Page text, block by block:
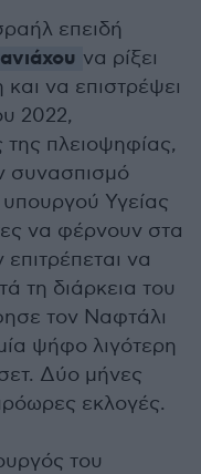
επειδή
να ρίξει
να επιστρέψει
2022,
πλειοψηφίας,
συνασπισμό
Υγείας
να φέρνουν στα
να
τη διάρκεια του
τον Ναφτάλι
ψήφο λιγότερη
Δύο μήνες
εκλογές.
του